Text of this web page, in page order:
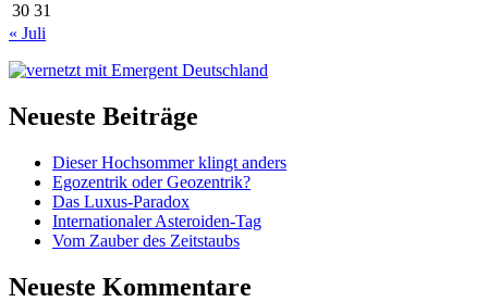
30 31
« Juli
Neueste Beiträge
Dieser Hochsommer klingt anders
Egozentrik oder Geozentrik?
Das Luxus-Paradox
Internationaler Asteroiden-Tag
Vom Zauber des Zeitstaubs
Neueste Kommentare